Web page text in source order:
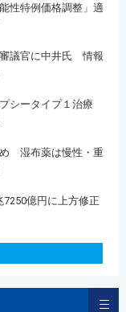
性特例価格調整」適
議官に中井氏 情報
シータイプ１治療
め 湿布薬は慢性・重
7250億円に上方修正